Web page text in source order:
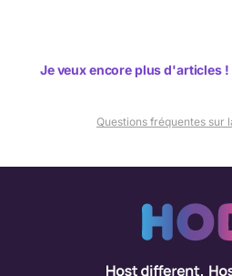
Je veux encore plus d'articles !
Questions fréquentes sur